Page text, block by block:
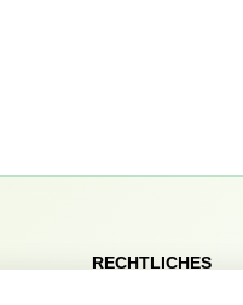
RECHTLICHES